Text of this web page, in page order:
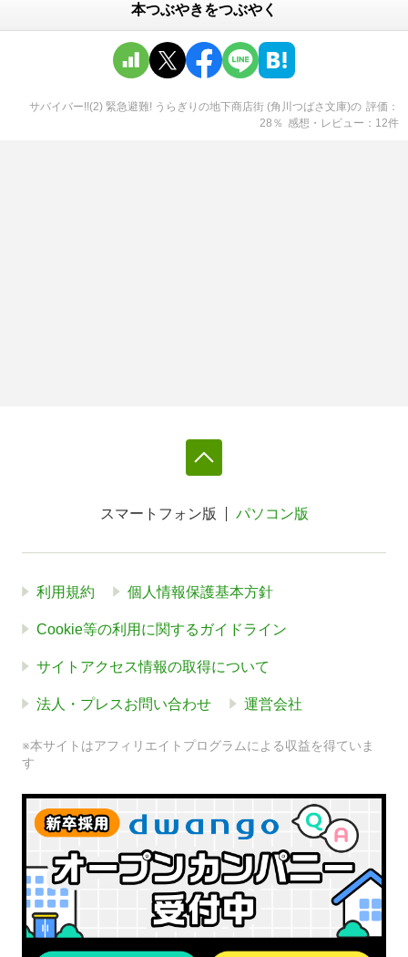
本つぶやきをつぶやく
サバイバー!!(2) 緊急避難! うらぎりの地下商店街 (角川つばさ文庫)の 評価
28 ％ 感想・レビュー 12件
スマートフォン版 パソコン版
利用規約 個人情報保護基本方針
Cookie等の利用に関するガイドライン
サイトアクセス情報の取得について
法人・プレスお問い合わせ 運営会社
※本サイトはアフィリエイトプログラムによる収益を得ていま
す